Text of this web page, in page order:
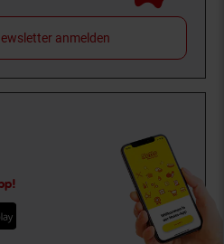
anmelden